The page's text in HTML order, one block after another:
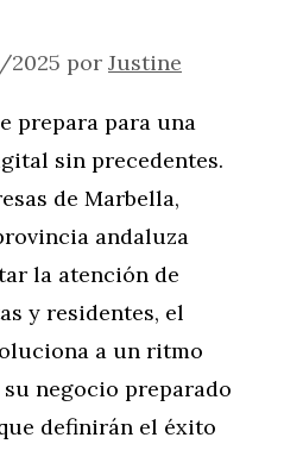
por Justine
prepara para una
sin precedentes.
de Marbella,
andaluza
la atención de
y residentes, el
a un ritmo
negocio preparado
definirán el éxito